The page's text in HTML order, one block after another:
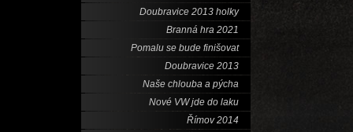
Doubravice 2013 holky
Branná hra 2021
Pomalu se bude finišovat
Doubravice 2013
Naše chlouba a pýcha
Nové VW jde do laku
Římov 2014